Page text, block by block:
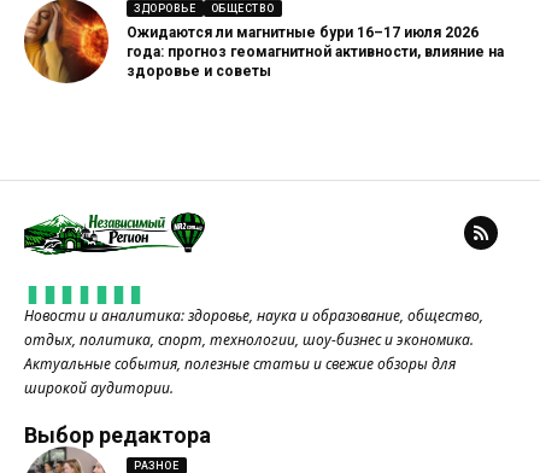
ЗДОРОВЬЕ ОБЩЕСТВО
Ожидаются ли магнитные бури 16–17 июля 2026
года: прогноз геомагнитной активности, влияние на
здоровье и советы
Новости и аналитика: здоровье, наука и образование, общество,
отдых, политика, спорт, технологии, шоу-бизнес и экономика.
Актуальные события, полезные статьи и свежие обзоры для
широкой аудитории.
Выбор редактора
РАЗНОЕ